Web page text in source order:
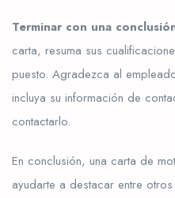
Terminar con una
carta, resuma sus
puesto. Agradezca al
incluya su información de
contactarlo.
En conclusión, una carta de
ayudarte a destacar entre